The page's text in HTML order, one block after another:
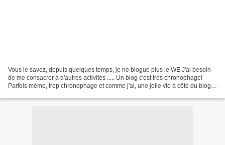
Vous le savez, depuis quelques temps, je ne blogue plus le WE J'ai besoin
de me consacrer à d'autres activités ..... Un blog c'est très chronophage!
Parfois même, trop chronophage et comme j'ai, une jolie vie à côté du blog,